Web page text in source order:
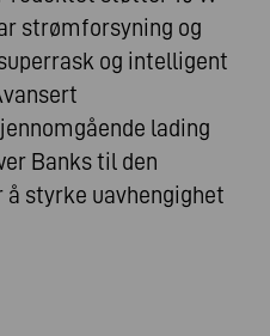
strømforsyning og
og intelligent
lading
Banks til den
styrke uavhengighet